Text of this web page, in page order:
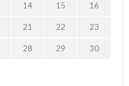
14 15 16
21 22 23
28 29 30